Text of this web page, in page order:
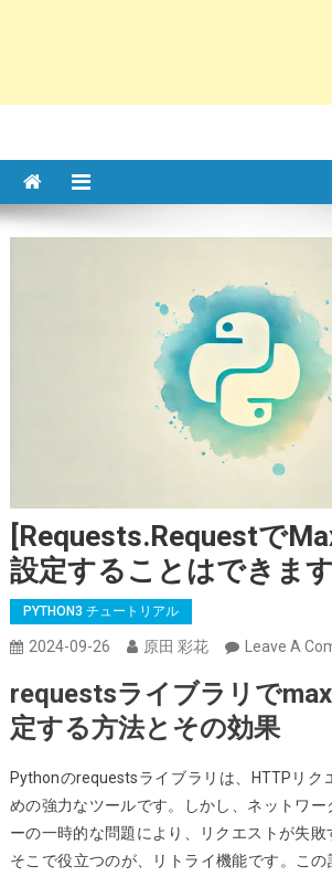
[requests.requestで
設定することはできま
PYTHON3 チュートリアル
2024-09-26 原田 彩花 Leave A
requestsライブラリで
定する方法とその効果
Pythonのrequestsライブラリは、HTTPリク
めの強力なツールです。しかし、ネットワ
ーの一時的な問題により、リクエストが失敗
そこで役立つのが、リトライ機能です。こ